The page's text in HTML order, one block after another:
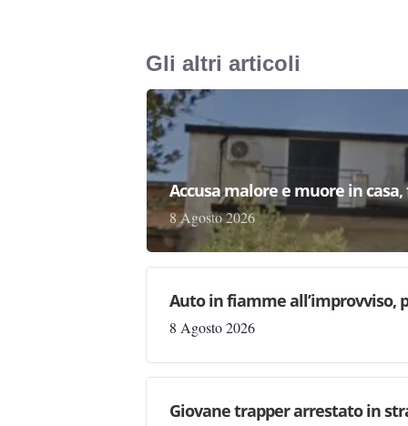
Gli altri articoli
Accusa malore e muore in casa,
8 Agosto 2026
Auto in fiamme all’improvviso,
8 Agosto 2026
Giovane trapper arrestato in